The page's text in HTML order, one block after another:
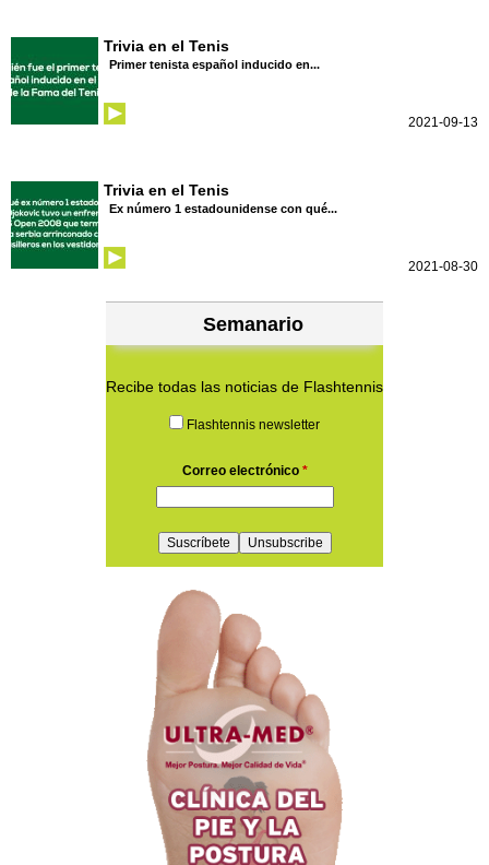
Trivia en el Tenis
Primer tenista español inducido en...
2021-09-13
Trivia en el Tenis
Ex número 1 estadounidense con qué...
2021-08-30
Semanario
Recibe todas las noticias de Flashtennis
Flashtennis newsletter
Correo electrónico *